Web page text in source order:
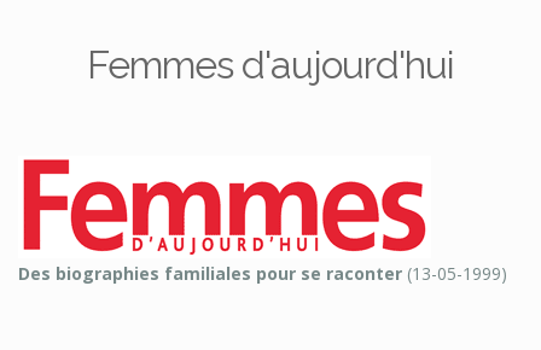
Femmes d'aujourd'hui
Des biographies familiales pour se raconter (13-05-1999)